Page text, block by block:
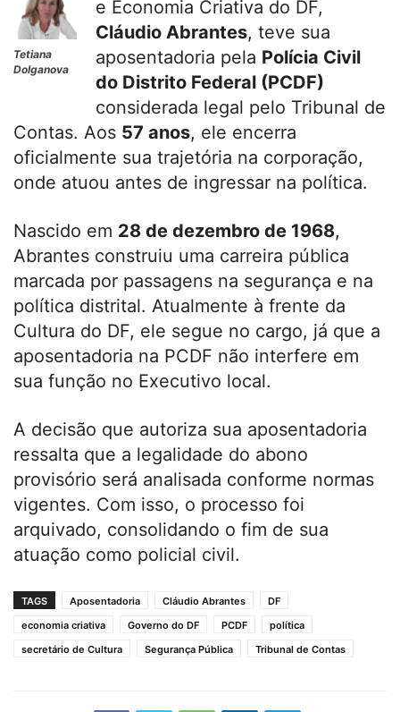
Tetiana
Dolganova
e Economia Criativa do DF,
Cláudio Abrantes, teve sua
aposentadoria pela Polícia Civil
do Distrito Federal (PCDF)
considerada legal pelo Tribunal de
Contas. Aos 57 anos, ele encerra
oficialmente sua trajetória na corporação,
onde atuou antes de ingressar na política.
Nascido em 28 de dezembro de 1968,
Abrantes construiu uma carreira pública
marcada por passagens na segurança e na
política distrital. Atualmente à frente da
Cultura do DF, ele segue no cargo, já que a
aposentadoria na PCDF não interfere em
sua função no Executivo local.
A decisão que autoriza sua aposentadoria
ressalta que a legalidade do abono
provisório será analisada conforme normas
vigentes. Com isso, o processo foi
arquivado, consolidando o fim de sua
atuação como policial civil.
TAGS Aposentadoria Cláudio Abrantes
DF
economia criativa
Governo do DF PCDF
política
secretário de Cultura
Segurança Pública Tribunal de Contas